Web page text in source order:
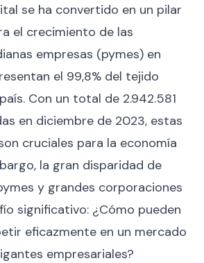
se ha convertido en un pilar
el crecimiento de las
empresas (pymes) en
el 99,8% del tejido
Con un total de 2.942.581
en diciembre de 2023, estas
cruciales para la economía
la gran disparidad de
y grandes corporaciones
significativo: ¿Cómo pueden
eficazmente en un mercado
empresariales?